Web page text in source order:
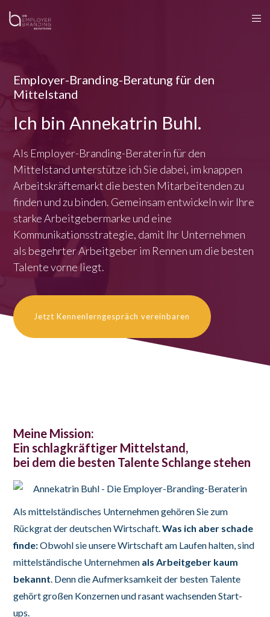
Employer-Branding-Beratung für den
Mittelstand
Ich bin Annekatrin Buhl.
Als Employer-Branding-Beraterin für den
Mittelstand unterstütze ich Sie dabei, im knappen
Arbeitskräftemarkt die besten Mitarbeitenden zu
finden und zu binden. Gemeinsam entwickeln wir Ihre
starke Arbeitgebermarke und eine
Kommunikationsstrategie, damit Ihr Unternehmen
als begehrter Arbeitgeber im Rennen um die besten
Talente vorne liegt.
Jetzt Kennenlerngespräch vereinbaren
Meine Mission:
Ein schlagkräftiger Mittelstand,
bei dem die besten Talente Schlange stehen
Als mittelständisches Unternehmen gehören Sie zum
Rückgrat der deutschen Wirtschaft.Was ich aber schade
finde:Obwohl sie unsere Wirtschaft am Laufen halten, sind
mittelständische Unternehmen als Arbeitgeber kaum
bekannt. Denn die Aufmerksamkeit der besten Talente
gehört großen Konzernen und rasant wachsenden Start-
ups.